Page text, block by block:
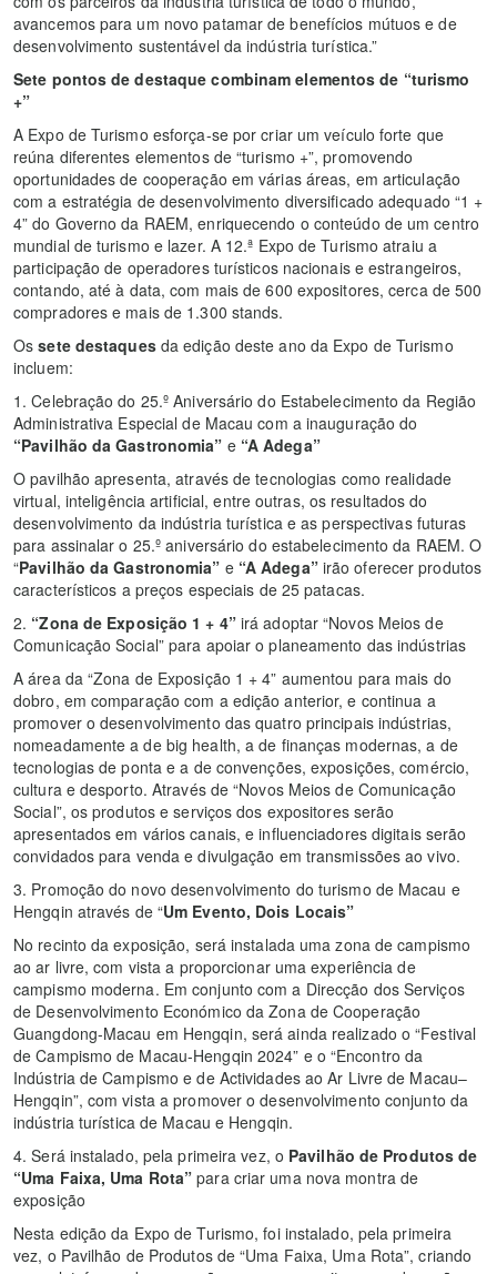
avancemos para um novo patamar de benefícios mútuos e de
desenvolvimento sustentável da indústria turística.”
Sete pontos de destaque combinam elementos de “turismo
+”
A Expo de Turismo esforça-se por criar um veículo forte que
reúna diferentes elementos de “turismo +”, promovendo
oportunidades de cooperação em várias áreas, em articulação
com a estratégia de desenvolvimento diversificado adequado “1 +
4” do Governo da RAEM, enriquecendo o conteúdo de um centro
mundial de turismo e lazer. A 12.ª Expo de Turismo atraiu a
participação de operadores turísticos nacionais e estrangeiros,
contando, até à data, com mais de 600 expositores, cerca de 500
compradores e mais de 1.300 stands.
Os sete destaquesda edição deste ano da Expo de Turismo
incluem:
1. Celebração do 25.º Aniversário do Estabelecimento da Região
Administrativa Especial de Macau com a inauguração do
“Pavilhão da Gastronomia” e “A Adega”
O pavilhão apresenta, através de tecnologias como realidade
virtual, inteligência artificial, entre outras, os resultados do
desenvolvimento da indústria turística e as perspectivas futuras
para assinalar o 25.º aniversário do estabelecimento da RAEM. O
“Pavilhão da Gastronomia” e “A Adega”irão oferecer produtos
característicos a preços especiais de 25 patacas.
2. “Zona de Exposição 1 + 4”irá adoptar “Novos Meios de
Comunicação Social” para apoiar o planeamento das indústrias
A área da “Zona de Exposição 1 + 4” aumentou para mais do
dobro, em comparação com a edição anterior, e continua a
promover o desenvolvimento das quatro principais indústrias,
nomeadamente a de big health, a de finanças modernas, a de
tecnologias de ponta e a de convenções, exposições, comércio,
cultura e desporto. Através de “Novos Meios de Comunicação
Social”, os produtos e serviços dos expositores serão
apresentados em vários canais, e influenciadores digitais serão
convidados para venda e divulgação em transmissões ao vivo.
3. Promoção do novo desenvolvimento do turismo de Macau e
Hengqin através de “Um Evento, Dois Locais”
No recinto da exposição, será instalada uma zona de campismo
ao ar livre, com vista a proporcionar uma experiência de
campismo moderna. Em conjunto com a Direcção dos Serviços
de Desenvolvimento Económico da Zona de Cooperação
Guangdong-Macau em Hengqin, será ainda realizado o “Festival
de Campismo de Macau-Hengqin 2024” e o “Encontro da
Indústria de Campismo e de Actividades ao Ar Livre de Macau–
Hengqin”, com vista a promover o desenvolvimento conjunto da
indústria turística de Macau e Hengqin.
4. Será instalado, pela primeira vez, o Pavilhão de Produtos de
“Uma Faixa, Uma Rota” para criar uma nova montra de
exposição
Nesta edição da Expo de Turismo, foi instalado, pela primeira
vez, o Pavilhão de Produtos de “Uma Faixa, Uma Rota”, criando